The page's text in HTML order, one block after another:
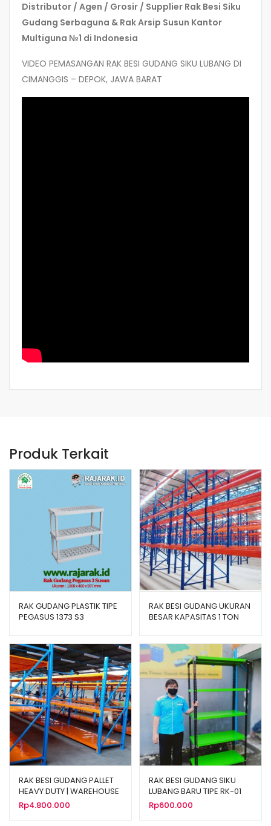
Distributor / Agen / Grosir / Supplier Rak Besi Siku
Gudang Serbaguna & Rak Arsip Susun Kantor
Multiguna №1 di Indonesia
VIDEO PEMASANGAN RAK BESI GUDANG SIKU LUBANG DI
CIMANGGIS – DEPOK, JAWA BARAT
Produk Terkait
RAK GUDANG PLASTIK TIPE
PEGASUS 1373 S3
RAK BESI GUDANG UKURAN
BESAR KAPASITAS 1 TON
RAK BESI GUDANG PALLET
HEAVY DUTY | WAREHOUSE
RACKING SYSTEM
Rp4.800.000
RAK BESI GUDANG SIKU
LUBANG BARU TIPE RK-01
Rp600.000